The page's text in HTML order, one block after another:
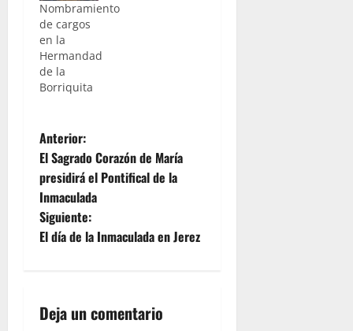
Nombramiento
de cargos
en la
Hermandad
de la
Borriquita
N
a
v
e
a
Anterior:
El Sagrado Corazón de María
presidirá el Pontifical de la
Inmaculada
Siguiente:
El día de la Inmaculada en Jerez
Deja un comentario